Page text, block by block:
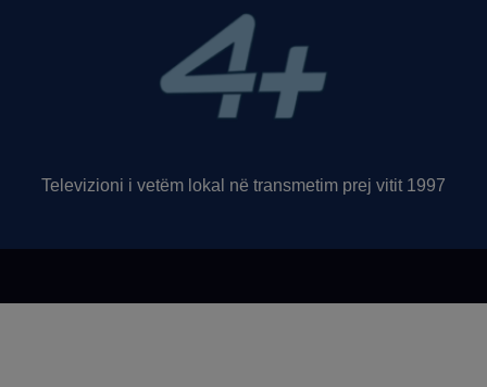
Televizioni i vetëm lokal në transmetim prej vitit 1997